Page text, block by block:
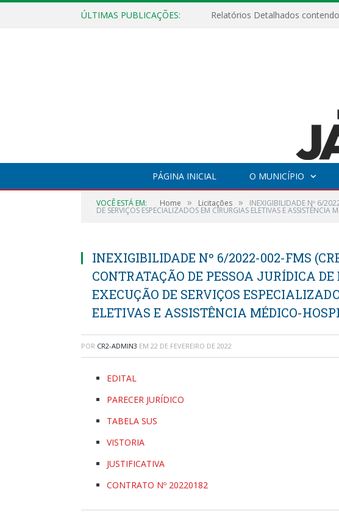
ÚLTIMAS PUBLICAÇÕES:
PÁGINA INICIAL O MUNICÍPIO
VOCÊ ESTÁ EM: Home » Licitações » INEXIGIBILIDADE Nº 6/
DE SERVIÇOS ESPECIALIZADOS EM CIRURGIAS ELETIVAS E ASSISTÊNCIA
INEXIGIBILIDADE Nº 6/2022-002-FMS
CONTRATAÇÃO DE PESSOA JURÍDICA
EXECUÇÃO DE SERVIÇOS
ELETIVAS E ASSISTÊNCIA MÉDICO-
POR CR2-ADMIN3 EM 22 DE FEVEREIRO DE 2022
EDITAL
PARECER JURÍDICO
TABELA SUS
VISTORIA
JUSTIFICATIVA
CONTRATO Nº 20220182